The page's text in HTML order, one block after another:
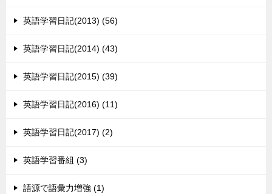
英語学習日記(2013) (56)
英語学習日記(2014) (43)
英語学習日記(2015) (39)
英語学習日記(2016) (11)
英語学習日記(2017) (2)
英語学習番組 (3)
語源で語彙力増強 (1)